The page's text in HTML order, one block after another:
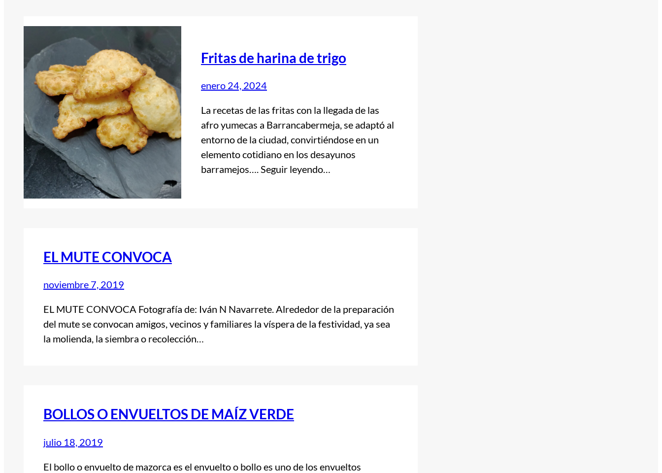
Fritas de harina de trigo
enero 24, 2024
La recetas de las fritas con la llegada de las
afro yumecas a Barrancabermeja, se adaptó al
entorno de la ciudad, convirtiéndose en un
elemento cotidiano en los desayunos
barramejos…. Seguir leyendo…
EL MUTE CONVOCA
noviembre 7, 2019
EL MUTE CONVOCA Fotografía de: Iván N Navarrete. Alrededor de la preparación
del mute se convocan amigos, vecinos y familiares la víspera de la festividad, ya sea
la molienda, la siembra o recolección…
BOLLOS O ENVUELTOS DE MAÍZ VERDE
julio 18, 2019
El bollo o envuelto de mazorca es el envuelto o bollo es uno de los envueltos